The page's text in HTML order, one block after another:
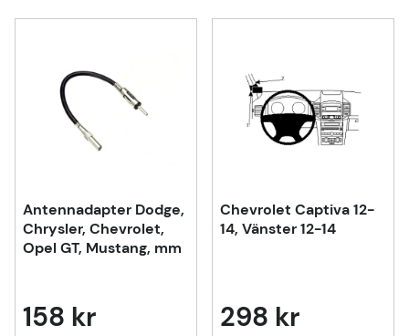
Antennadapter Dodge,
Chrysler, Chevrolet,
Opel GT, Mustang, mm
158 kr
Chevrolet Captiva 12-
14, Vänster 12-14
298 kr